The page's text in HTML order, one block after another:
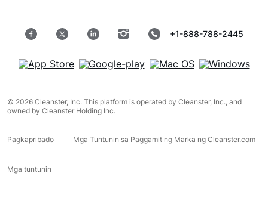
+1-888-788-2445
© 2026 Cleanster, Inc. This platform is operated by Cleanster, Inc., and
owned by Cleanster Holding Inc.
Pagkapribado Mga Tuntunin sa Paggamit ng Marka ng Cleanster.com
Mga tuntunin